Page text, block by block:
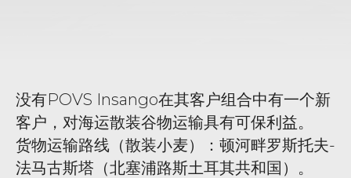
没有POVS Insango在其客户组合中有一个新
客户，对海运散装谷物运输具有可保利益。
货物运输路线（散装小麦）：顿河畔罗斯托夫-
法马古斯塔（北塞浦路斯土耳其共和国）。